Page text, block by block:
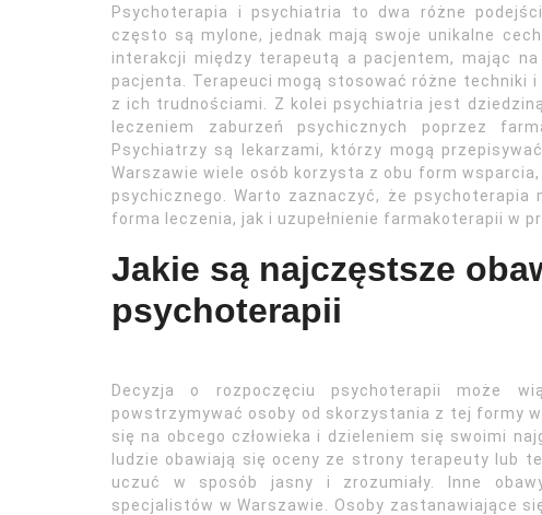
Psychoterapia i psychiatria to dwa różne
często są mylone, jednak mają swoje unikalne
interakcji między terapeutą a pacjentem, mając
pacjenta. Terapeuci mogą stosować różne techniki
z ich trudnościami. Z kolei psychiatria jest
leczeniem zaburzeń psychicznych poprzez
Psychiatrzy są lekarzami, którzy mogą
Warszawie wiele osób korzysta z obu form
psychicznego. Warto zaznaczyć, że
forma leczenia, jak i uzupełnienie farmakoterapii w
Jakie są najczęstsze
psychoterapii
Decyzja o rozpoczęciu psychoterapii może
powstrzymywać osoby od skorzystania z tej formy
się na obcego człowieka i dzieleniem się swoimi
ludzie obawiają się oceny ze strony terapeuty lub
uczuć w sposób jasny i zrozumiały. Inne
specjalistów w Warszawie. Osoby zastanawiające